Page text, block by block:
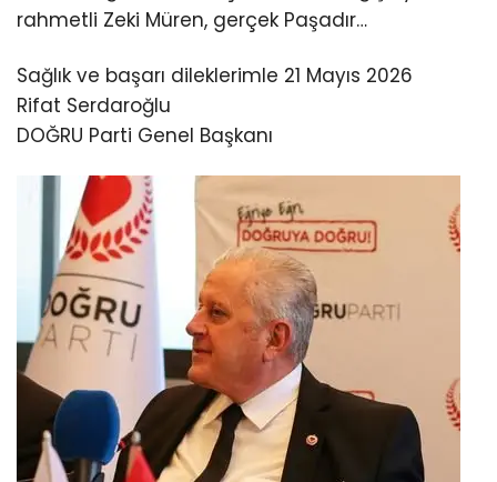
rahmetli Zeki Müren, gerçek Paşadır…
Sağlık ve başarı dileklerimle 21 Mayıs 2026
Rifat Serdaroğlu
DOĞRU Parti Genel Başkanı